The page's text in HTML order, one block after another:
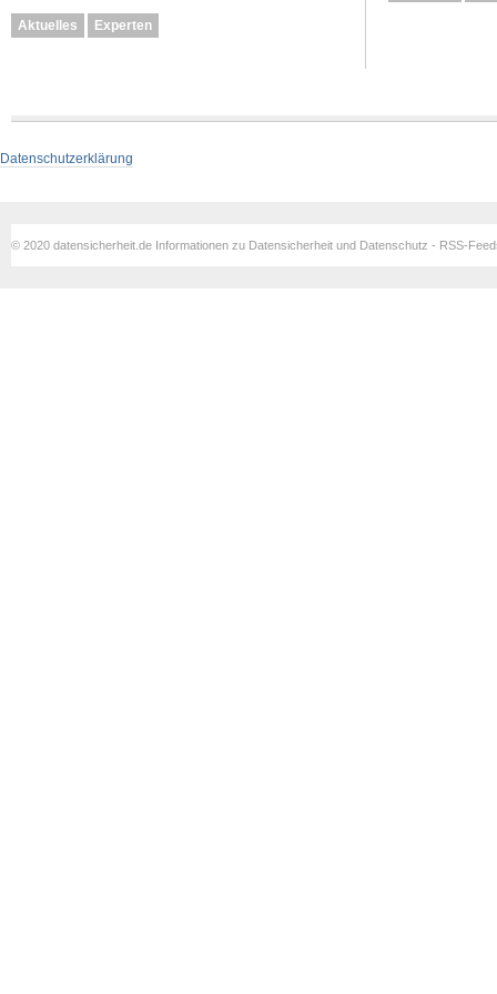
Aktuelles Experten
Datenschutzerklärung
© 2020 datensicherheit.de Informationen zu Datensicherheit und Datenschutz - RSS-